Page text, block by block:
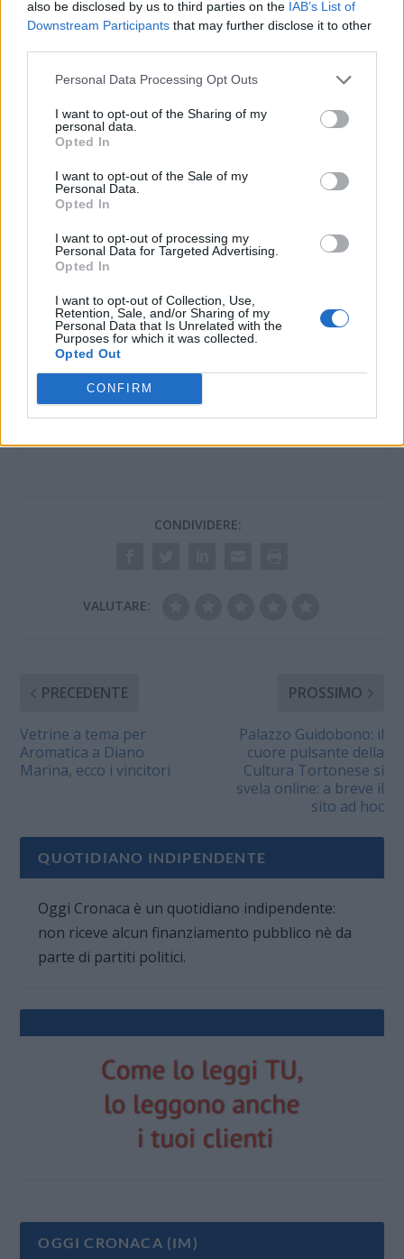
also be disclosed by us to third parties on the IAB’s List of
Downstream Participants that may further disclose it to other
Personal Data Processing Opt Outs
I want to opt-out of the Sharing of my
personal data.
Opted In
I want to opt-out of the Sale of my
Personal Data.
Opted In
I want to opt-out of processing my
Personal Data for Targeted Advertising.
Opted In
I want to opt-out of Collection, Use,
Retention, Sale, and/or Sharing of my
Personal Data that Is Unrelated with the
Purposes for which it was collected.
Opted Out
CONFIRM
Presentata Aromatica,
presenza di Tomba,
l’astronauta Malerba
29 Aprile 2026
Da domani a
Aromatica, la grande
7 Maggio 2026
“Artemis.6 Frammenti
Diano Marina una
mostra che unisce arte
e scienza
5 Maggio 2026
In "Diano Marina"
CONDIVIDERE:
VALUTARE:
PRECEDENTE
Vetrine a tema per
Aromatica a Diano
Marina, ecco i vincitori
PROSSIMO
Palazzo Guidobono: il
cuore pulsante della
Cultura Tortonese si
svela online: a breve il
sito ad hoc
QUOTIDIANO INDIPENDENTE
Oggi Cronaca è un quotidiano indipendente:
non riceve alcun finanziamento pubblico nè da
parte di partiti politici.
OGGI CRONACA (IM)